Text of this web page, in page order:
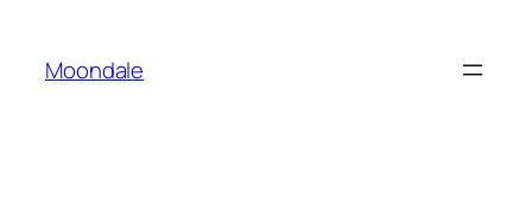
contenido
Moondale